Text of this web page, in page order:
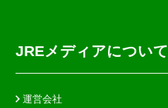
JREメディアについて
運営会社